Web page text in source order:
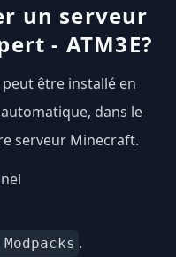
un serveur
- ATM3E?
peut être installé en
dans le
serveur Minecraft.
.